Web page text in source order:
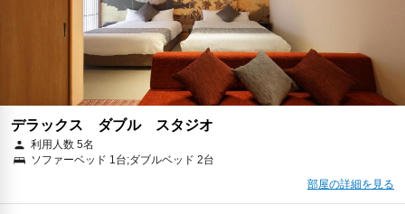
デラックス ダブル スタジオ
利用人数 5名
ソファーベッド 1台;ダブルベッド 2台
部屋の詳細を見る